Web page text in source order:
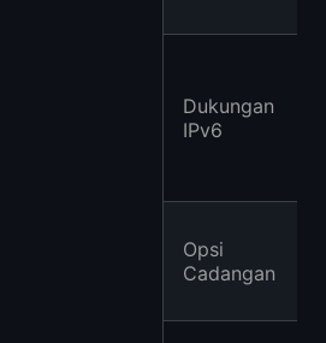
Dukungan
IPv6
Opsi
Cadangan